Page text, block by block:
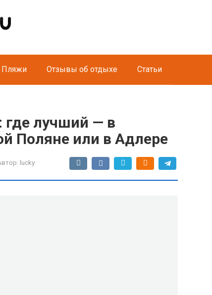
Пляжи Отзывы об отдыхе Статьи
где лучший — в
Поляне или в Адлере
lucky